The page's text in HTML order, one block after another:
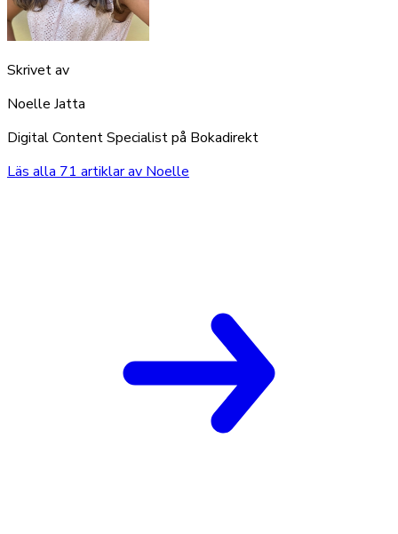
Skrivet av
Noelle Jatta
Digital Content Specialist på Bokadirekt
Läs alla 71 artiklar av Noelle